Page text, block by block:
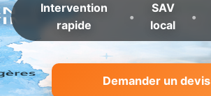
Intervention
rapide
•
SAV
local
•
Demander un devis